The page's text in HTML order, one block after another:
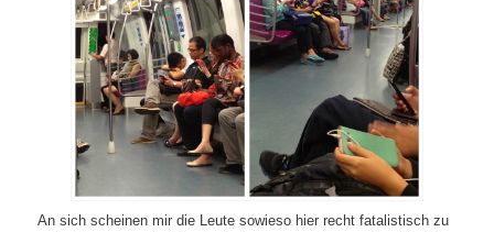
An sich scheinen mir die Leute sowieso hier recht fatalistisch zu